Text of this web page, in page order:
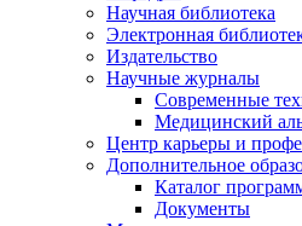
Научная библиотека
Электронная
Издательство
Научные журналы
Современные
Медицинский
Центр карьеры и
Дополнительное
Каталог
Документы